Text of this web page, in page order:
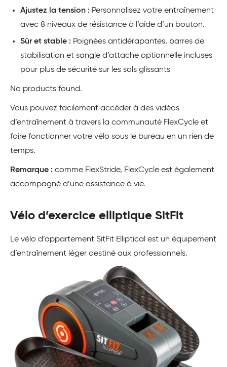
Ajustez la tension : Personnalisez votre entraînement
avec 8 niveaux de résistance à l’aide d’un bouton.
Sûr et stable : Poignées antidérapantes, barres de
stabilisation et sangle d’attache optionnelle incluses
pour plus de sécurité sur les sols glissants
No products found.
Vous pouvez facilement accéder à des vidéos
d’entraînement à travers la communauté FlexCycle et
faire fonctionner votre vélo sous le bureau en un rien de
temps.
Remarque : comme FlexStride, FlexCycle est également
accompagné d’une assistance à vie.
Vélo d’exercice elliptique SitFit
Le vélo d’appartement SitFit Elliptical est un équipement
d’entraînement léger destiné aux professionnels.